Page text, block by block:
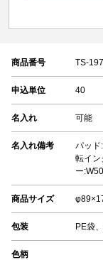
商品番号 TS-
申込単位 40
名入れ 可能
名入れ備考
パッド
転イ
ー
商品サイズ
包装 PE袋
色柄